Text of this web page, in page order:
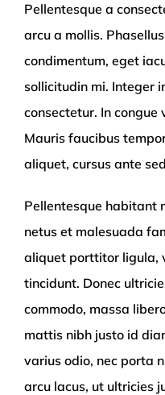
Pellentesque a
arcu a mollis.
condimentum, eget
sollicitudin mi. Integer
consectetur. In
Mauris faucibus
aliquet, cursus ante
Pellentesque habitant
netus et malesuada
aliquet porttitor ligula,
tincidunt. Donec
commodo, massa
mattis nibh justo id
varius odio, nec porta
arcu lacus, ut ultricies